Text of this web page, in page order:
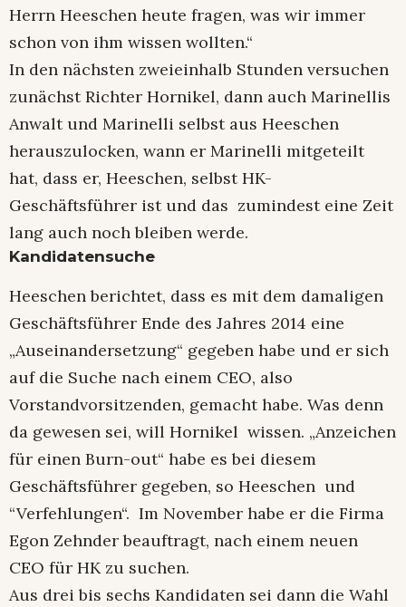
Herrn Heeschen heute fragen, was wir immer
schon von ihm wissen wollten.“
In den nächsten zweieinhalb Stunden versuchen
zunächst Richter Hornikel, dann auch Marinellis
Anwalt und Marinelli selbst aus Heeschen
herauszulocken, wann er Marinelli mitgeteilt
hat, dass er, Heeschen, selbst HK-
Geschäftsführer ist und das zumindest eine Zeit
lang auch noch bleiben werde.
Kandidatensuche
Heeschen berichtet, dass es mit dem damaligen
Geschäftsführer Ende des Jahres 2014 eine
„Auseinandersetzung“ gegeben habe und er sich
auf die Suche nach einem CEO, also
Vorstandvorsitzenden, gemacht habe. Was denn
da gewesen sei, will Hornikel wissen. „Anzeichen
für einen Burn-out“ habe es bei diesem
Geschäftsführer gegeben, so Heeschen und
“Verfehlungen“. Im November habe er die Firma
Egon Zehnder beauftragt, nach einem neuen
CEO für HK zu suchen.
Aus drei bis sechs Kandidaten sei dann die Wahl